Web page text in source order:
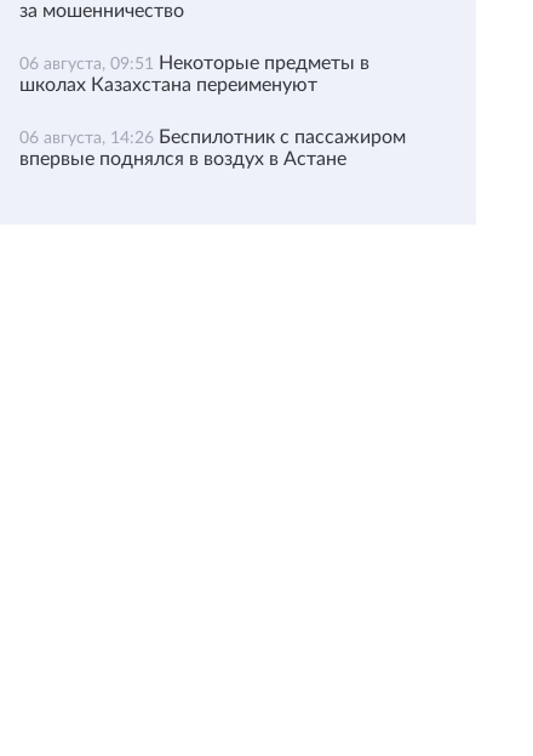
за мошенничество
06 августа, 09:51 Некоторые предметы в
школах Казахстана переименуют
06 августа, 14:26 Беспилотник с пассажиром
впервые поднялся в воздух в Астане